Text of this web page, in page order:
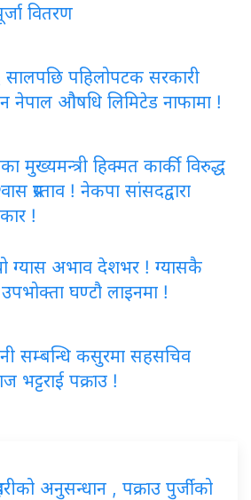
वितरण
सालपछि पहिलोपटक सरकारी
नेपाल औषधि लिमिटेड नाफामा !
मुख्यमन्त्री हिक्मत कार्की विरुद्ध
प्रस्ताव ! नेकपा सांसदद्वारा
!
ग्यास अभाव देशभर ! ग्यासकै
घण्टौ लाइनमा !
सम्बन्धि कसुरमा सहसचिव
भट्टराई पक्राउ !
अनुसन्धान , पक्राउ पुर्जीको